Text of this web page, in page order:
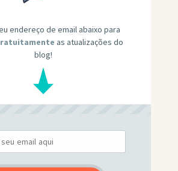
endereço de email abaixo para
as atualizações do
blog!